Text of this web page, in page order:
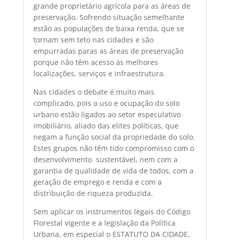
grande proprietário agrícola para as áreas de
preservação. Sofrendo situação semelhante
estão as populações de baixa renda, que se
tornam sem teto nas cidades e são
empurradas paras as áreas de preservação
porque não têm acesso às melhores
localizações, serviços e infraestrutura.
Nas cidades o debate é muito mais
complicado, pois o uso e ocupação do solo
urbano estão ligados ao setor especulativo
imobiliário, aliado das elites políticas, que
negam a função social da propriedade do solo.
Estes grupos não têm tido compromisso com o
desenvolvimento sustentável, nem com a
garantia de qualidade de vida de todos, com a
geração de emprego e renda e com a
distribuição de riqueza produzida.
Sem aplicar os instrumentos legais do Código
Florestal vigente e a legislação da Política
Urbana, em especial o ESTATUTO DA CIDADE,